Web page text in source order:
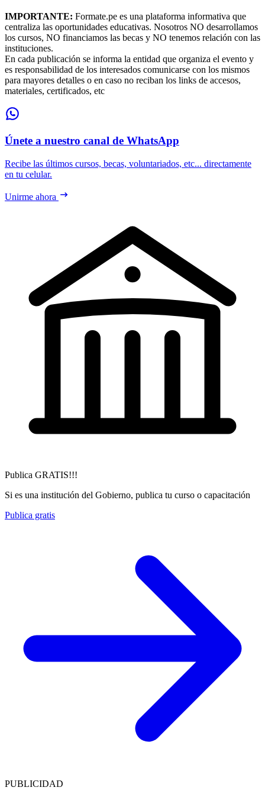
IMPORTANTE: Formate.pe es una plataforma informativa que
centraliza las oportunidades educativas. Nosotros NO desarrollamos
los cursos, NO financiamos las becas y NO tenemos relación con las
instituciones.
En cada publicación se informa la entidad que organiza el evento y
es responsabilidad de los interesados comunicarse con los mismos
para mayores detalles o en caso no reciban los links de accesos,
materiales, certificados, etc
Únete a nuestro canal de WhatsApp
Recibe las últimos cursos, becas, voluntariados, etc... directamente
en tu celular.
Unirme ahora
Publica GRATIS!!!
Si es una institución del Gobierno, publica tu curso o capacitación
Publica gratis
PUBLICIDAD